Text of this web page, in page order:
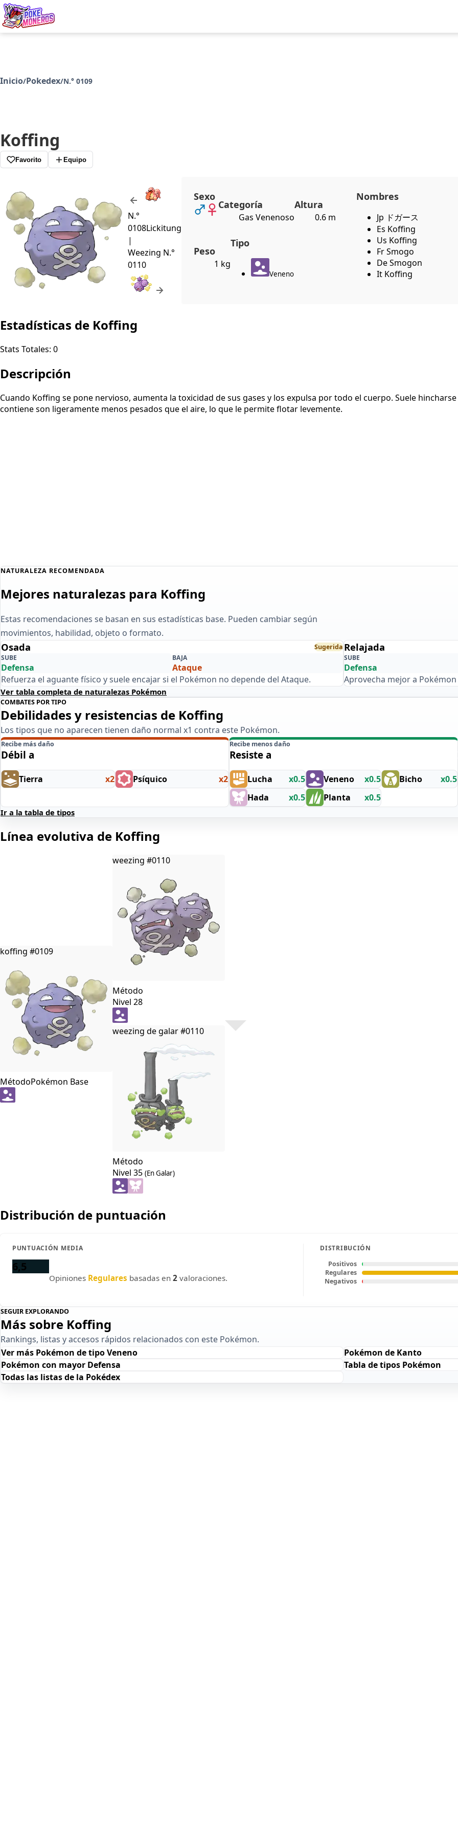
Inicio/Pokedex/N.° 0109
Koffing
Favorito Equipo
N.°
0108Lickitung
|
Weezing N.°
0110
Sexo
Categoría
Gas Venenoso
Altura
0.6 m
Peso
1 kg
Tipo
Veneno
Nombres
Jp ドガース
Es Koffing
Us Koffing
Fr Smogo
De Smogon
It Koffing
Estadísticas de Koffing
Stats Totales: 0
Descripción
Cuando Koffing se pone nervioso, aumenta la toxicidad de sus gases y los expulsa por todo el cuerpo. Suele
contiene son ligeramente menos pesados que el aire, lo que le permite flotar levemente.
NATURALEZA RECOMENDADA
Mejores naturalezas para Koffing
Estas recomendaciones se basan en sus estadísticas base. Pueden cambiar según
movimientos, habilidad, objeto o formato.
Osada
Sugerida
SUBE
Defensa
BAJA
Ataque
Refuerza el aguante físico y suele encajar si el Pokémon no depende del Ataque.
Relajada
SUBE
Defensa
Aprovecha mejor a
Ver tabla completa de naturalezas Pokémon
COMBATES POR TIPO
Debilidades y resistencias de Koffing
Los tipos que no aparecen tienen daño normal x1 contra este Pokémon.
Recibe más daño
Débil a
Tierra x2 Psíquico x2
Recibe menos daño
Resiste a
Lucha x0.5 Veneno x0.5 Bicho
x0.5
Hada
x0.5 Planta x0.5
Ir a la tabla de tipos
Línea evolutiva de Koffing
koffing #0109
MétodoPokémon Base
weezing #0110
Método
Nivel 28
weezing de galar#0110
Método
Nivel 35 (En Galar)
Distribución de puntuación
PUNTUACIÓN MEDIA
6,5
Opiniones Regulares basadas en 2 valoraciones.
DISTRIBUCIÓN
Positivos
Regulares
Negativos
SEGUIR EXPLORANDO
Más sobre Koffing
Rankings, listas y accesos rápidos relacionados con este Pokémon.
Ver más Pokémon de tipo Veneno
Pokémon de Kanto
Pokémon con mayor Defensa
Tabla de tipos Pokémon
Todas las listas de la Pokédex